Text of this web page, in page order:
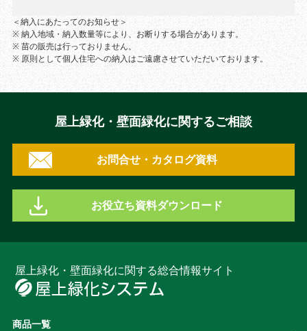
＜納入にあたってのお知らせ＞
※ 納入地域・納入数量等により、お断りする場合があります。
※ 苗の販売は行っておりません。
※ 原則として個人住宅への納入はご遠慮させていただいております。
屋上緑化・壁面緑化に関するご相談
お問合せ・カタログ資料
お役立ち資料ダウンロード
屋上緑化・壁面緑化に関する総合情報サイト
商品一覧